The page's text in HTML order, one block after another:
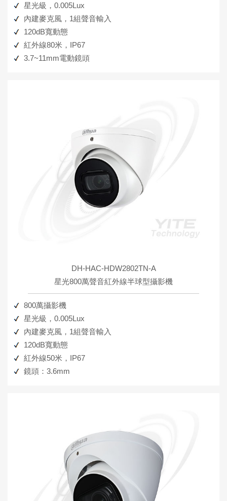
星光級，0.005Lux
內建麥克風，1組聲音輸入
120dB寬動態
紅外線80米，IP67
3.7~11mm電動鏡頭
DH-HAC-HDW2802TN-A
星光800萬聲音紅外線半球型攝影機
800萬攝影機
星光級，0.005Lux
內建麥克風，1組聲音輸入
120dB寬動態
紅外線50米，IP67
鏡頭：3.6mm